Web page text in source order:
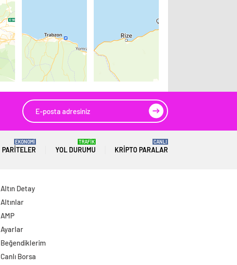
PARITELER
EKONOMİ
YOL DURUMU
TRAFİK
KRIPTO PARALAR
CANLI
Altın Detay
Altınlar
AMP
Ayarlar
Beğendiklerim
Canlı Borsa